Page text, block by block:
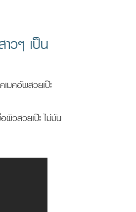
วๆ เป็น
มคอัพสวยเป๊ะ
ผิวสวยเป๊ะ ไม่มัน